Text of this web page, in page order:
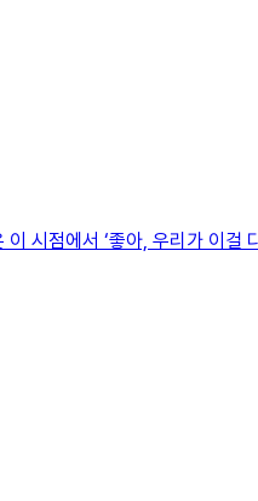
시점에서 ‘좋아, 우리가 이걸